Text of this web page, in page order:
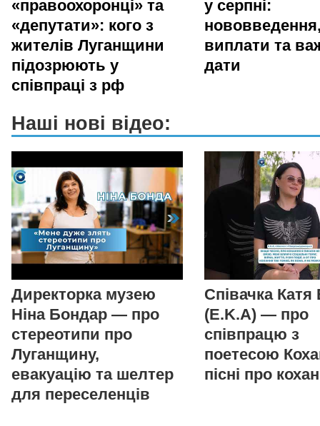
«правоохоронці» та
«депутати»: кого з
жителів Луганщини
підозрюють у
співпраці з рф
у серпні:
виплати та
дати
Наші нові відео:
Директорка музею
Ніна Бондар — про
стереотипи про
Луганщину,
евакуацію та шелтер
для переселенців
Співачка Катя
(E.K.A) — про
співпрацю з
поетесою
пісні про